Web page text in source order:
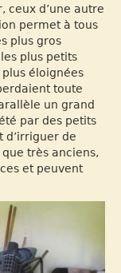
ceux d’une autre
permet à tous
plus gros
plus petits
éloignées
toute
un grand
par des petits
d’irriguer de
très anciens,
et peuvent